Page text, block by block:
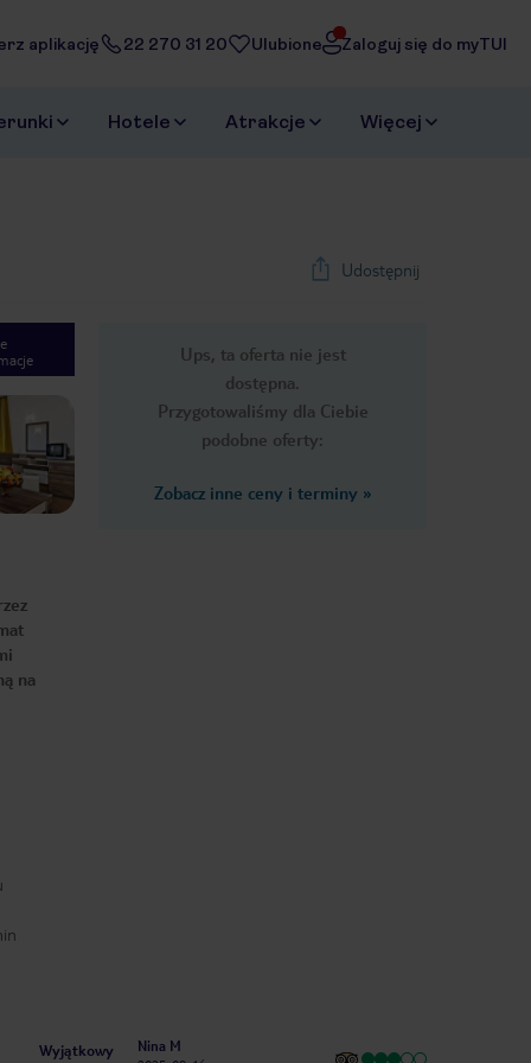
aplikację 22 270 31 20 Ulubione Zaloguj się do myTUI
Hotele Atrakcje Więcej
Udostępnij
Ups, ta oferta nie jest
dostępna.
Przygotowaliśmy dla Ciebie
podobne oferty:
Zobacz inne ceny i terminy »
1/22
na
Wyjątkowy
Nina M